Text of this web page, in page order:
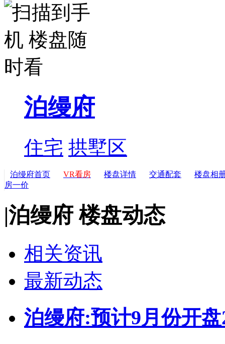
泊缦府
住宅 拱墅区
泊缦府首页 VR看房 楼盘详情 交通配套
楼盘相
房一价
|泊缦府 楼盘动态
相关资讯
最新动态
泊缦府:预计9月份开